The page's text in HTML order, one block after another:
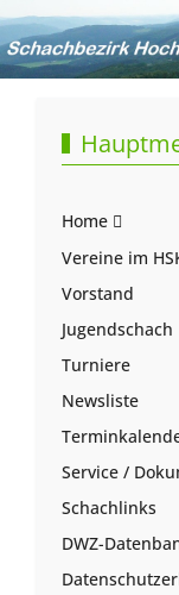
Home
Vereine im
Vorstand
Jugendschach
Turniere
Newsliste
Service /
Schachlinks
DWZ-